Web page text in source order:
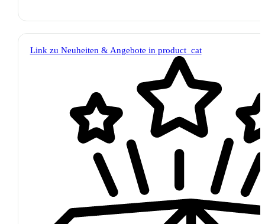
Link zu Neuheiten & Angebote in product_cat